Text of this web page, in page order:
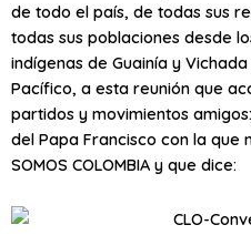
de todo el país, de todas sus
todas sus poblaciones desde
indígenas de Guainía y
Pacífico, a esta reunión que
partidos y movimientos
del Papa Francisco con la que
SOMOS COLOMBIA y que dice: